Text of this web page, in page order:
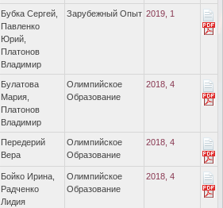
Бубка Сергей,
Павленко
Юрий,
Платонов
Владимир
Зарубежный Опыт 2019, 1
Булатова
Мария,
Платонов
Владимир
Олимпийское
Образование
2018, 4
Передерий
Вера
Олимпийское
Образование
2018, 4
Бойко Ирина,
Радченко
Лидия
Олимпийское
Образование
2018, 4